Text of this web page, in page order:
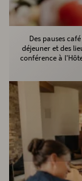
Des pauses
déjeuner et des
conférence à